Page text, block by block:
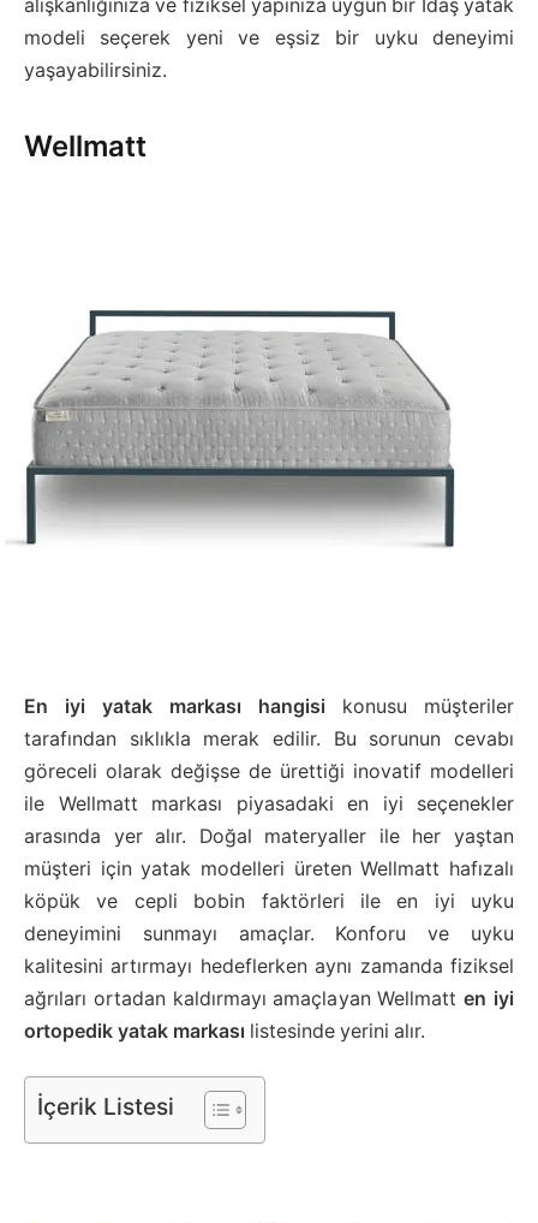
alışkanlığınıza ve fiziksel yapınıza uygun bir İdaş yatak
modeli seçerek yeni ve eşsiz bir uyku deneyimi
yaşayabilirsiniz.
Wellmatt
En iyi yatak markası hangisi konusu müşteriler
tarafından sıklıkla merak edilir. Bu sorunun cevabı
göreceli olarak değişse de ürettiği inovatif modelleri
ile Wellmatt markası piyasadaki en iyi seçenekler
arasında yer alır. Doğal materyaller ile her yaştan
müşteri için yatak modelleri üreten Wellmatt hafızalı
köpük ve cepli bobin faktörleri ile en iyi uyku
deneyimini sunmayı amaçlar. Konforu ve uyku
kalitesini artırmayı hedeflerken aynı zamanda fiziksel
ağrıları ortadan kaldırmayı amaçlayan Wellmatten iyi
ortopedik yatak markası listesinde yerini alır.
İçerik Listesi